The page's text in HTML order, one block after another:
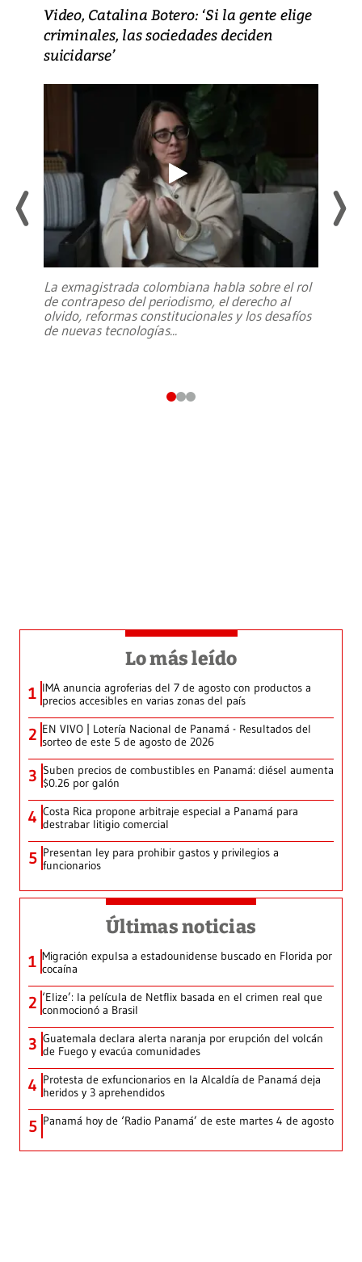
Video, Catalina Botero: ‘Si la gente elige
criminales, las sociedades deciden
suicidarse’
La exmagistrada colombiana habla sobre el rol
de contrapeso del periodismo, el derecho al
olvido, reformas constitucionales y los desafíos
de nuevas tecnologías...
Lo más leído
1 IMA anuncia agroferias del 7 de agosto con productos a
precios accesibles en varias zonas del país
2 EN VIVO | Lotería Nacional de Panamá - Resultados del
sorteo de este 5 de agosto de 2026
3 Suben precios de combustibles en Panamá: diésel aumenta
$0.26 por galón
4 Costa Rica propone arbitraje especial a Panamá para
destrabar litigio comercial
5 Presentan ley para prohibir gastos y privilegios a
funcionarios
Últimas noticias
1 Migración expulsa a estadounidense buscado en Florida por
cocaína
2 ‘Elize’: la película de Netflix basada en el crimen real que
conmocionó a Brasil
3 Guatemala declara alerta naranja por erupción del volcán
de Fuego y evacúa comunidades
4 Protesta de exfuncionarios en la Alcaldía de Panamá deja
heridos y 3 aprehendidos
5 Panamá hoy de ‘Radio Panamá’ de este martes 4 de agosto